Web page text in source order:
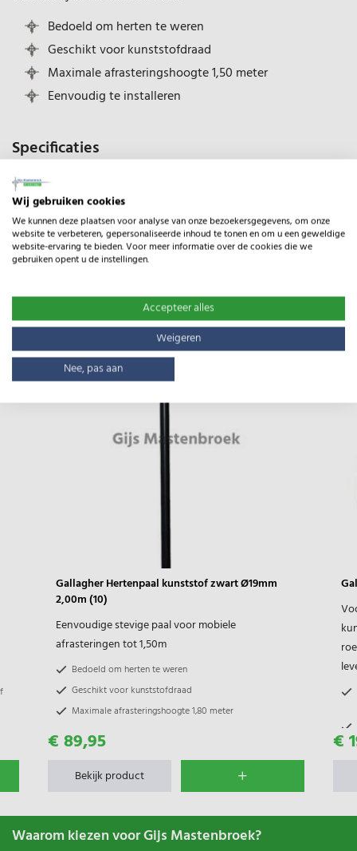
Bedoeld om herten te weren
Geschikt voor kunststofdraad
Maximale afrasteringshoogte 1,50 meter
Eenvoudig te installeren
Specificaties
Type:
Gewicht:
Gallagher Hertenpaal kunststof zwart Ø19mm
2,00m (10)
Eenvoudige stevige paal voor mobiele
afrasteringen tot 1,50m
Bedoeld om herten te weren
Geschikt voor kunststofdraad
Maximale afrasteringshoogte 1,80 meter
€ 89,95
Bekijk product
€
Waarom kiezen voor Gijs Mastenbroek?
Wij gebruiken cookies
We kunnen deze plaatsen voor analyse van onze bezoekersgegevens, om onze
website te verbeteren, gepersonaliseerde inhoud te tonen en om u een geweldige
website-ervaring te bieden. Voor meer informatie over de cookies die we
gebruiken opent u de instellingen.
Accepteer alles
Weigeren
Nee, pas aan